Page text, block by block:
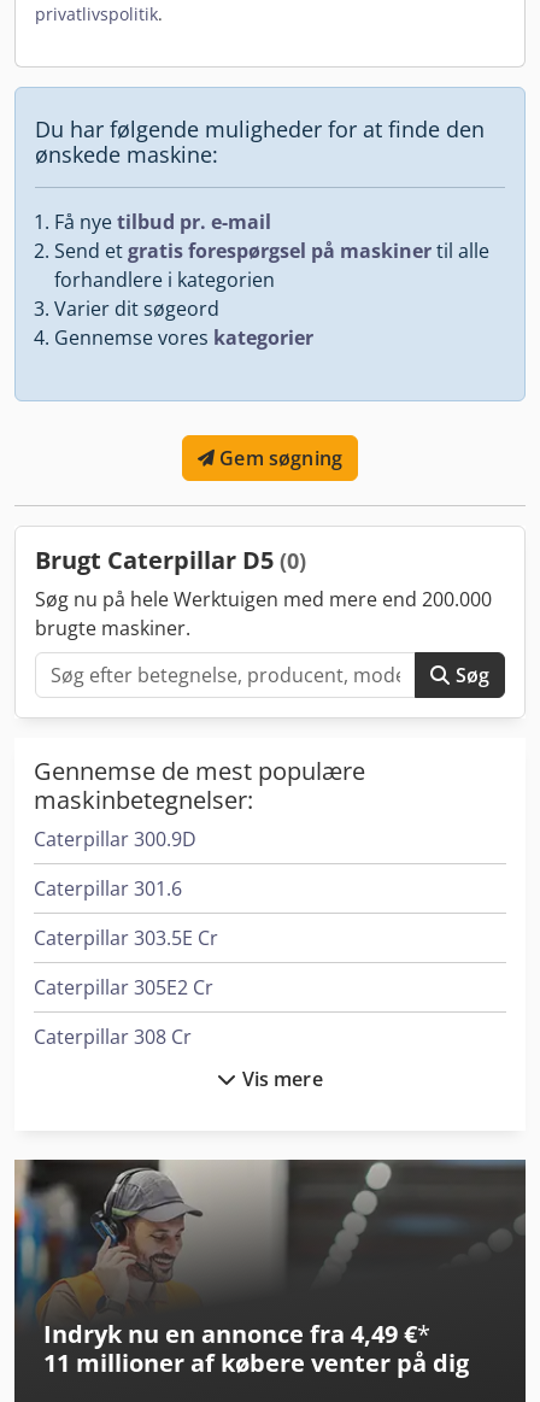
privatlivspolitik.
Du har følgende muligheder for at finde den
ønskede maskine:
Få nyetilbud pr. e-mail
Send etgratis forespørgsel på maskinertil alle
forhandlere i kategorien
Varier dit søgeord
Gennemse vores kategorier
Gem søgning
Brugt Caterpillar D5 (0)
Søg nu på hele Werktuigen med mere end 200.000
brugte maskiner.
Søg
Gennemse de mest populære
maskinbetegnelser:
Caterpillar 300.9D
Caterpillar 301.6
Caterpillar 303.5E Cr
Caterpillar 305E2 Cr
Caterpillar 308 Cr
Caterpillar 323
Caterpillar 330
Caterpillar 352
Caterpillar 725
Caterpillar 730
Vis mere
Indryk nu en annonce fra 4,49 €*
11 millioner af købere venter på dig